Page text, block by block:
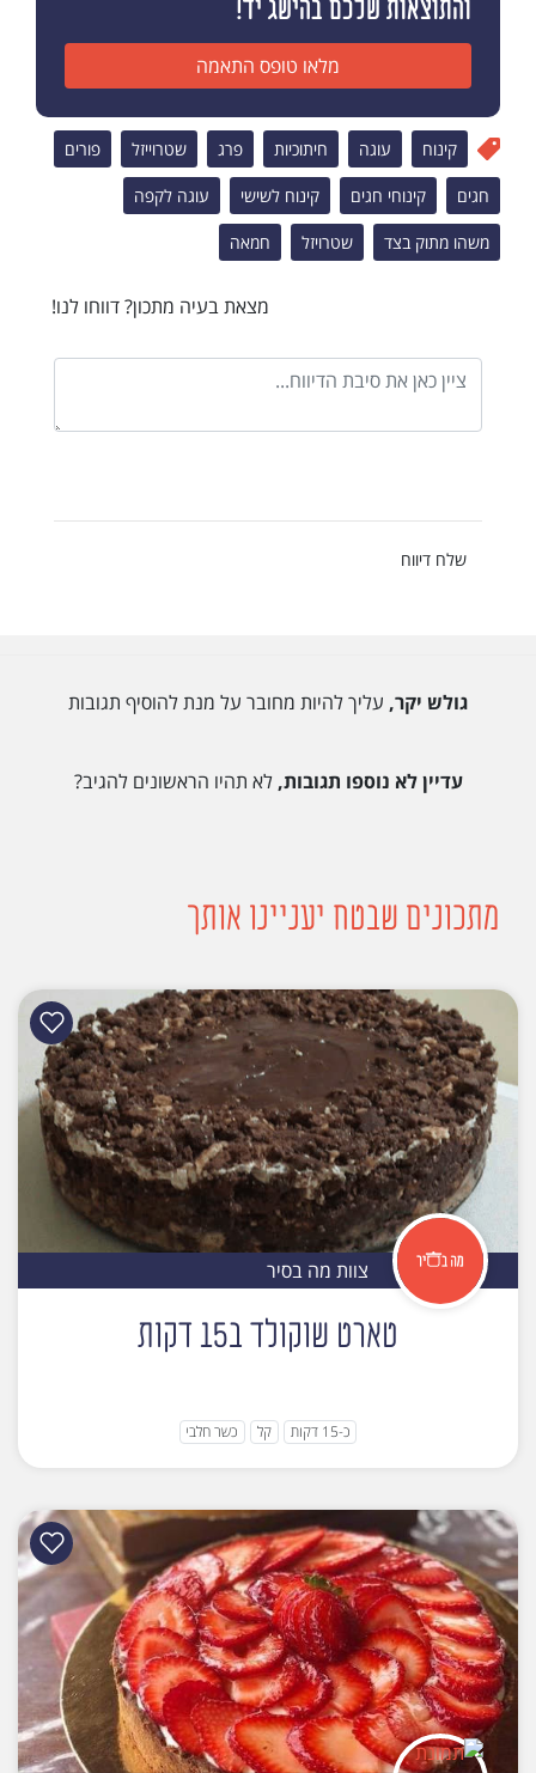
והתוצאות שלכם בהישג יד!
מלאו טופס התאמה
קינוח עוגה חיתוכיות פרג שטרוייזל פורים
חגים קינוחי חגים קינוח לשישי עוגה לקפה
משהו מתוק בצד שטרויזל חמאה
מצאת בעיה מתכון? דווחו לנו!
שלח דיווח
גולש יקר, עליך להיות מחובר על מנת להוסיף תגובות
עדיין לא נוספו תגובות,לא תהיו הראשונים להגיב?
מתכונים שבטח יעניינו אותך
צוות מה בסיר
טארט שוקולד ב15 דקות
כ-15 דקות קל כשר חלבי